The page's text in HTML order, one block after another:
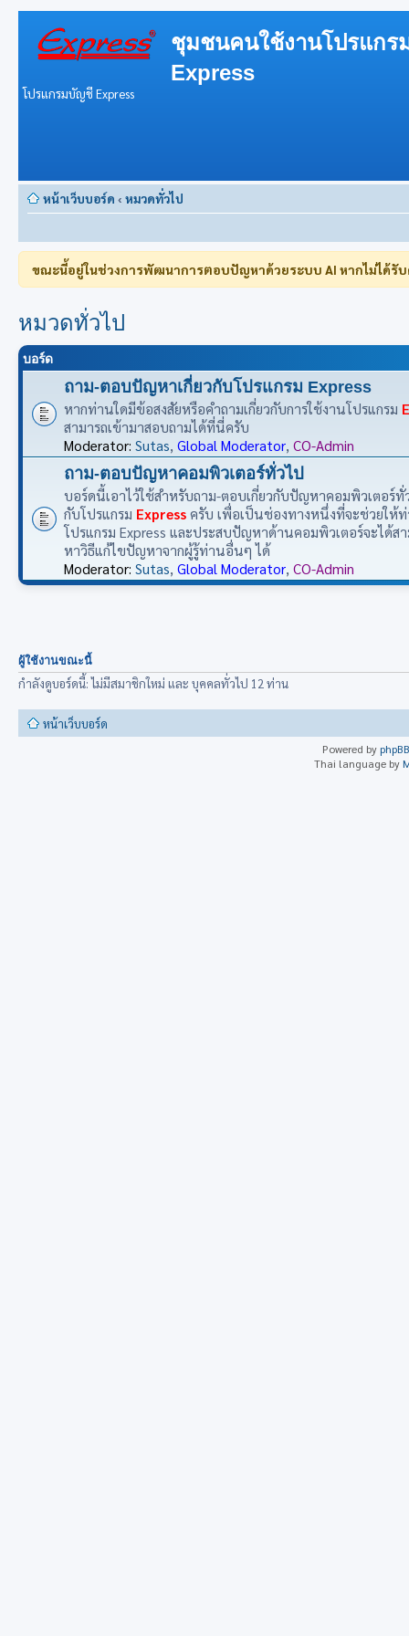
ชุมชนคนใช้งานโปรแก
Express
โปรแกรมบัญชี Express
หน้าเว็บบอร์ด ‹ หมวดทั่วไป
ขณะนี้อยู่ในช่วงการพัฒนาการตอบปัญหาด้วยระบบ AI หากไม่ได้รั
หมวดทั่วไป
บอร์ด
ถาม-ตอบปัญหาเกี่ยวกับโปรแกรม Express
หากท่านใดมีข้อสงสัยหรือคำถามเกี่ยวกับการใช้งานโปรแกรม
สามารถเข้ามาสอบถามได้ที่นี่ครับ
Moderator: Sutas, Global Moderator, CO-Admin
ถาม-ตอบปัญหาคอมพิวเตอร์ทั่วไป
บอร์ดนี้เอาไว้ใช้สำหรับถาม-ตอบเกี่ยวกับปัญหาคอมพิวเตอร์ทั่
กับโปรแกรม Express ครับ เพื่อเป็นช่องทางหนึ่งที่จะช่วยให้
โปรแกรม Express และประสบปัญหาด้านคอมพิวเตอร์จะได้ส
หาวิธีแก้ไขปัญหาจากผู้รู้ท่านอื่นๆ ได้
Moderator: Sutas, Global Moderator, CO-Admin
ผู้ใช้งานขณะนี้
กำลังดูบอร์ดนี้: ไม่มีสมาชิกใหม่ และ บุคคลทั่วไป 12 ท่าน
หน้าเว็บบอร์ด
Powered by phpBB
Thai language by